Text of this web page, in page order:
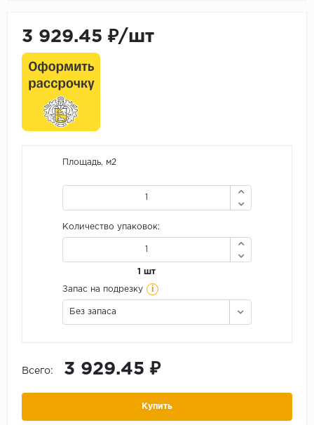
3 929.45 ₽/шт
Площадь, м2
Количество упаковок:
1 шт
Запас на подрезку i
Без запаса
Всего: 3 929.45 ₽
Купить